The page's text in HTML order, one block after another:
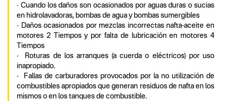
• Cuando los daños son ocasionados por aguas duras o sucias
en hidrolavadoras, bombas de agua y bombas sumergibles
• Daños ocasionados por mezclas incorrectas nafta-aceite en
motores 2 Tiempos y por falta de lubricación en motores 4
Tiempos
• Roturas de los arranques (a cuerda o eléctricos) por uso
inapropiado.
• Fallas de carburadores provocados por la no utilización de
combustibles apropiados que generan residuos de nafta en los
mismos o en los tanques de combustible.